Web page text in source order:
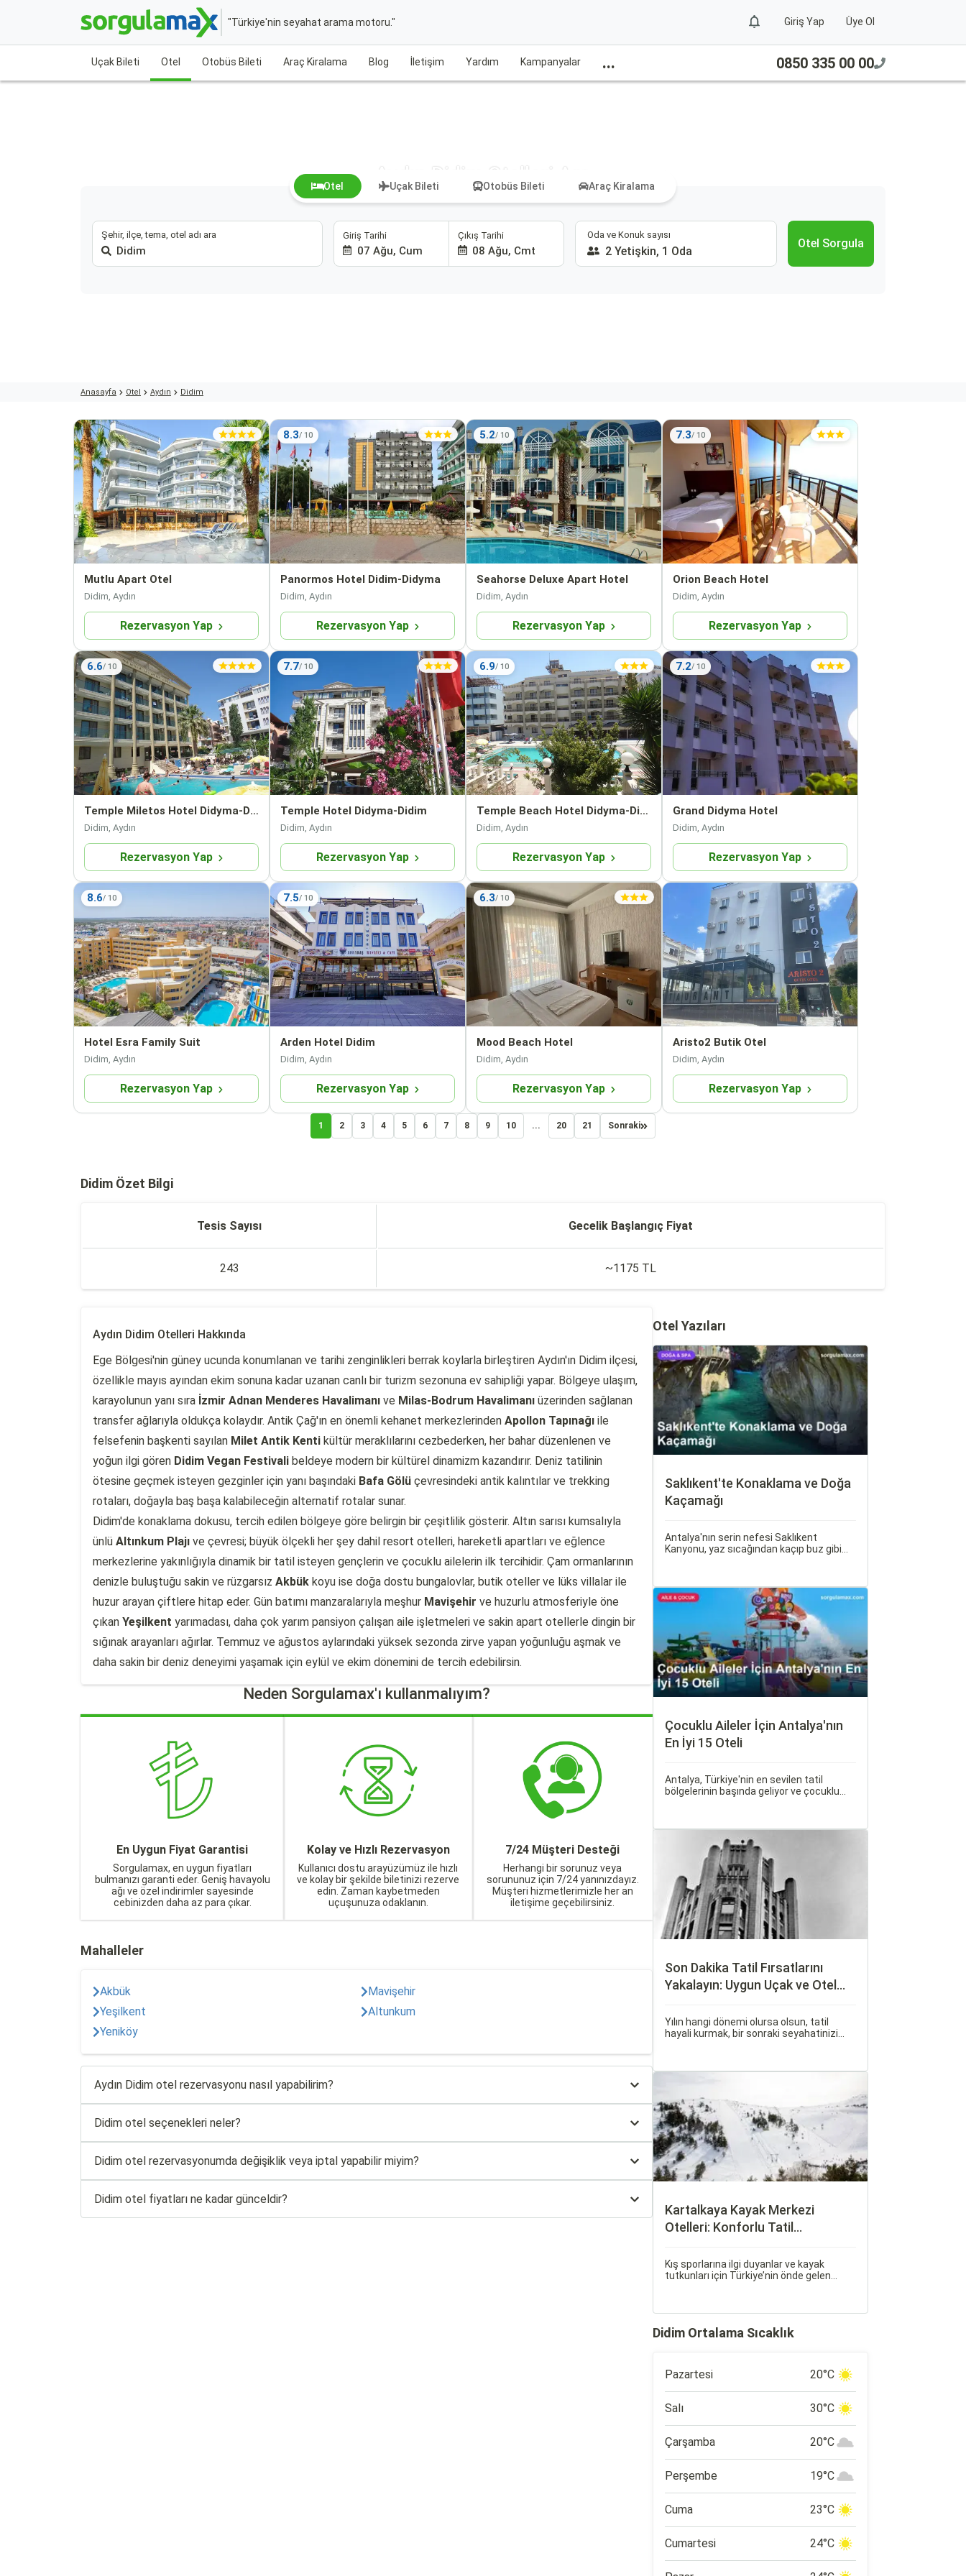
"Türkiye'nin seyahat arama motoru." Giriş Yap Üye Ol
Uçak Bileti Otel Otobüs Bileti Araç Kiralama Blog İletişim Yardım Kampanyalar ... 0850 335 00 00
Aydın Didim Otelleri Ara
Otel Uçak Bileti Otobüs Bileti Araç Kiralama
Şehir, ilçe, tema, otel adı ara Giriş Tarihi
07 Ağu, Cum
Çıkış Tarihi
08 Ağu, Cmt
Oda ve Konuk sayısı
2 Yetişkin, 1 Oda
Otel Sorgula
Anasayfa Otel Aydın Didim
Mutlu Apart Otel
Didim, Aydın
Rezervasyon Yap
8.3
Panormos Hotel Didim-Didyma
Didim, Aydın
Rezervasyon Yap
5.2
Seahorse Deluxe Apart Hotel
Didim, Aydın
Rezervasyon Yap
7.3
Orion Beach Hotel
Didim, Aydın
Rezervasyon Yap
6.6
Temple Miletos Hotel Didyma-Didim
Didim, Aydın
Rezervasyon Yap
7.7
Temple Hotel Didyma-Didim
Didim, Aydın
Rezervasyon Yap
6.9
Temple Beach Hotel Didyma-Didim
Didim, Aydın
Rezervasyon Yap
7.2
Grand Didyma Hotel
Didim, Aydın
Rezervasyon Yap
8.6
Hotel Esra Family Suit
Didim, Aydın
Rezervasyon Yap
7.5
Arden Hotel Didim
Didim, Aydın
Rezervasyon Yap
6.3
Mood Beach Hotel
Didim, Aydın
Rezervasyon Yap
Aristo2 Butik Otel
Didim, Aydın
Rezervasyon Yap
1 2 3 4 5 6 7 8 9 10 ... 20 21 Sonraki
Didim Özet Bilgi
Tesis Sayısı Gecelik Başlangıç Fiyat
243 ~1175 TL
Aydın Didim Otelleri Hakkında
Ege Bölgesi'nin güney ucunda konumlanan ve tarihi zenginlikleri berrak koylarla birleştiren Aydın'ın Didim ilçesi,
özellikle mayıs ayından ekim sonuna kadar uzanan canlı bir turizm sezonuna ev sahipliği yapar. Bölgeye ulaşım,
karayolunun yanı sıra İzmir Adnan Menderes Havalimanı ve Milas-Bodrum Havalimanı üzerinden sağlanan
transfer ağlarıyla oldukça kolaydır. Antik Çağ'ın en önemli kehanet merkezlerinden Apollon Tapınağı ile
felsefenin başkenti sayılan Milet Antik Kenti kültür meraklılarını cezbederken, her bahar düzenlenen ve
yoğun ilgi gören Didim Vegan Festivali beldeye modern bir kültürel dinamizm kazandırır. Deniz tatilinin
ötesine geçmek isteyen gezginler için yanı başındaki Bafa Gölü çevresindeki antik kalıntılar ve trekking
rotaları, doğayla baş başa kalabileceğin alternatif rotalar sunar.
Didim'de konaklama dokusu, tercih edilen bölgeye göre belirgin bir çeşitlilik gösterir. Altın sarısı kumsalıyla
ünlü Altınkum Plajı ve çevresi; büyük ölçekli her şey dahil resort otelleri, hareketli apartları ve eğlence
merkezlerine yakınlığıyla dinamik bir tatil isteyen gençlerin ve çocuklu ailelerin ilk tercihidir. Çam ormanlarının
denizle buluştuğu sakin ve rüzgarsız Akbük koyu ise doğa dostu bungalovlar, butik oteller ve lüks villalar ile
huzur arayan çiftlere hitap eder. Gün batımı manzaralarıyla meşhur Mavişehir ve huzurlu atmosferiyle öne
çıkan Yeşilkent yarımadası, daha çok yarım pansiyon çalışan aile işletmeleri ve sakin apart otellerle dingin bir
sığınak arayanları ağırlar. Temmuz ve ağustos aylarındaki yüksek sezonda zirve yapan yoğunluğu aşmak ve
daha sakin bir deniz deneyimi yaşamak için eylül ve ekim dönemini de tercih edebilirsin.
Neden Sorgulamax'ı kullanmalıyım?
En Uygun Fiyat Garantisi
Sorgulamax, en uygun fiyatları
bulmanızı garanti eder. Geniş havayolu
ağı ve özel indirimler sayesinde
cebinizden daha az para çıkar.
Kolay ve Hızlı Rezervasyon
Kullanıcı dostu arayüzümüz ile hızlı
ve kolay bir şekilde biletinizi rezerve
edin. Zaman kaybetmeden
uçuşunuza odaklanın.
7/24 Müşteri Desteği
Herhangi bir sorunuz veya
sorununuz için 7/24 yanınızdayız.
Müşteri hizmetlerimizle her an
iletişime geçebilirsiniz.
Mahalleler
Akbük
Mavişehir
Yeşilkent
Altunkum
Yeniköy
Aydın Didim otel rezervasyonu nasıl yapabilirim?
Didim otel seçenekleri neler?
Didim otel rezervasyonumda değişiklik veya iptal yapabilir miyim?
Didim otel fiyatları ne kadar günceldir?
Otel Yazıları
Saklıkent'te Konaklama ve Doğa
Kaçamağı
Antalya'nın serin nefesi Saklıkent
Kanyonu, yaz sıcağından kaçıp buz gibi
kaya duvarları arasından akan dağ suyu,
gölgeli yürüyüş patikaları ve adrenalin
dolu aktiviteleriyle tam bir doğa kaçamağı
Çocuklu Aileler İçin Antalya'nın
En İyi 15 Oteli
Antalya, Türkiye'nin en sevilen tatil
bölgelerinin başında geliyor ve çocuklu
geçirmenizi sağlayacak en iyi antalya
çocuklu aile oteli seçeneklerini bir araya
Son Dakika Tatil Fırsatlarını
Yakalayın: Uygun Uçak ve Otel
Yılın hangi dönemi olursa olsun, tatil
hayali kurmak, bir sonraki seyahatinizi
Kartalkaya Kayak Merkezi
Otelleri: Konforlu Tatil
Kış sporlarına ilgi duyanlar ve kayak
tutkunları için Türkiye’nin önde gelen
güzellikleri içerisinde konumlanan
popüler bir tatil rotası.
Didim Ortalama Sıcaklık
Pazartesi 20°C
Salı 30°C
Çarşamba 20°C
Perşembe 19°C
Cuma 23°C
Cumartesi 24°C